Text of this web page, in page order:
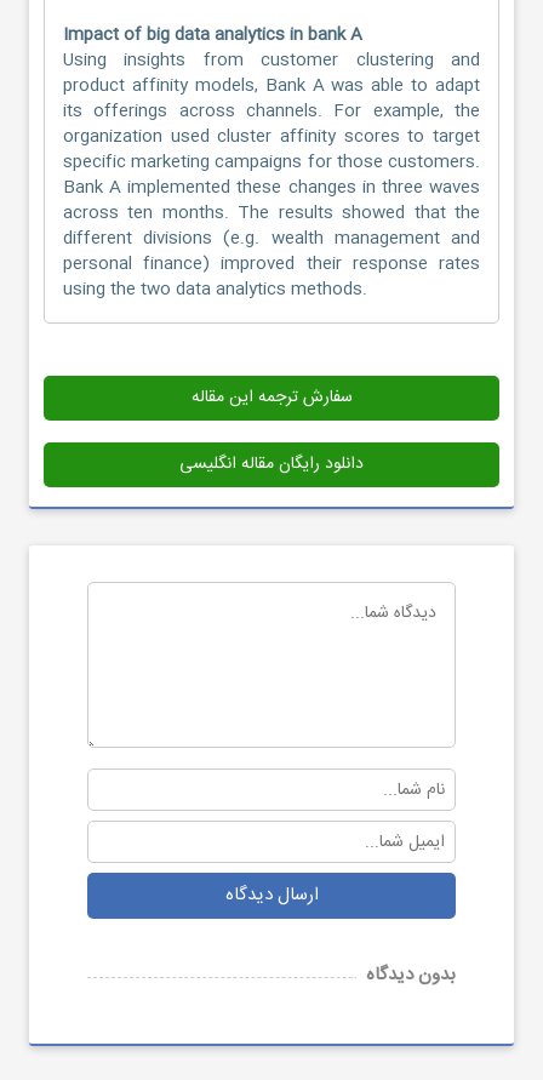
Impact of big data analytics in bank A
Using insights from customer clustering and
product affinity models, Bank A was able to adapt
its offerings across channels. For example, the
organization used cluster affinity scores to target
specific marketing campaigns for those customers.
Bank A implemented these changes in three waves
across ten months. The results showed that the
different divisions (e.g. wealth management and
personal finance) improved their response rates
using the two data analytics methods.
سفارش ترجمه این مقاله
دانلود رایگان مقاله انگلیسی
ارسال دیدگاه
بدون دیدگاه